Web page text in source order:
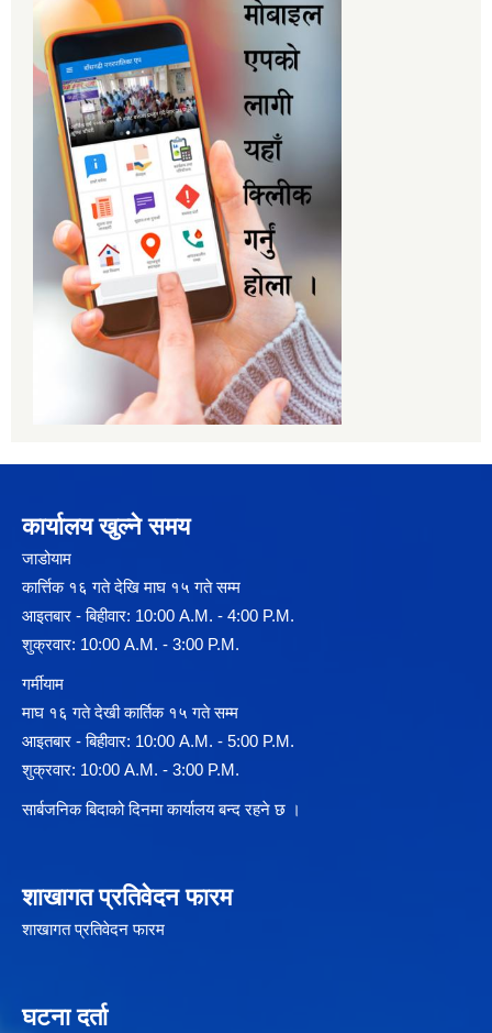
कार्यालय खुल्ने समय
जाडोयाम
कार्त्तिक १६ गते देखि माघ १५ गते सम्म
आइतबार - बिहीवार: 10:00 A.M. - 4:00 P.M.
शुक्रवार: 10:00 A.M. - 3:00 P.M.
गर्मीयाम
माघ १६ गते देखी कार्तिक १५ गते सम्म
आइतबार - बिहीवार: 10:00 A.M. - 5:00 P.M.
शुक्रवार: 10:00 A.M. - 3:00 P.M.
सार्बजनिक बिदाको दिनमा कार्यालय बन्द रहने छ ।
शाखागत प्रतिवेदन फारम
शाखागत प्रतिवेदन फारम
घटना दर्ता